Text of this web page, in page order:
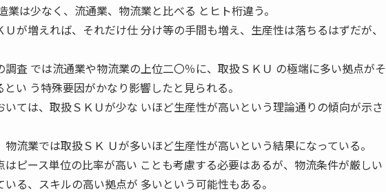
業は少なく、流通業、物流業と比べる とヒト桁違う。
が増えれば、それだけ仕 分け等の手間も増え、生産性は落ちるはずだが、
調査 では流通業や物流業の上位二〇％に、取扱ＳＫＵ の極端に多い拠点がそ
い う特殊要因がかなり影響したと見られる。
ては、取扱ＳＫＵが少な いほど生産性が高いという理論通りの傾向が示さ
流業では取扱ＳＫ Ｕが多いほど生産性が高いという結果になっている。
ピース単位の比率が高い ことも考慮する必要はあるが、物流条件が厳しい
る、スキルの高い拠点が 多いという可能性もある。